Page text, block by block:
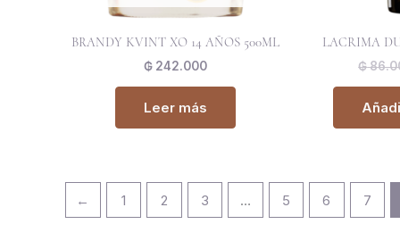
BRANDY KVINT XO 14 AÑOS 500ML
₲242.000
Leer más
LACRIMA
₲
← 1 2 3 … 5 6 7